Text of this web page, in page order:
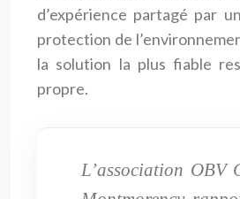
d’expérience partagé par
protection de
la solution la plus fiable
propre.
L’association OBV